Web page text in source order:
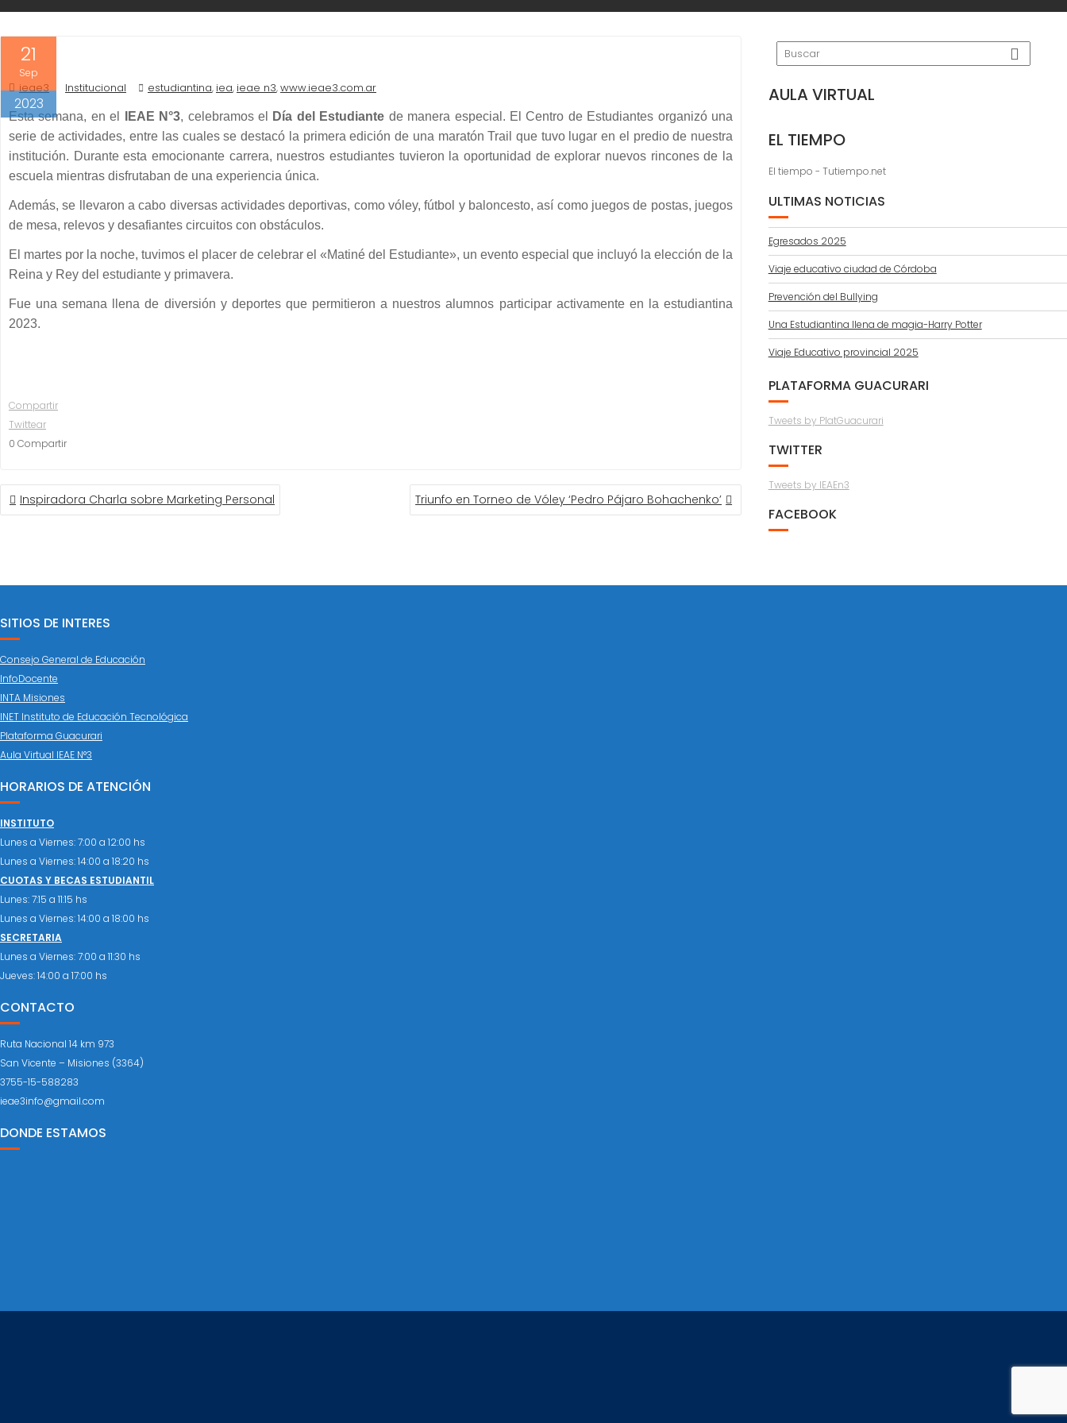
21
Sep
2023
ieae3 Institucional estudiantina, iea, ieae n3,www.ieae3.com.ar
Esta semana, en el IEAE N°3, celebramos el Día del Estudiante de manera especial. El Centro de Estudiantes organizó una
serie de actividades, entre las cuales se destacó la primera edición de una maratón Trail que tuvo lugar en el predio de nuestra
institución. Durante esta emocionante carrera, nuestros estudiantes tuvieron la oportunidad de explorar nuevos rincones de la
escuela mientras disfrutaban de una experiencia única.
Además, se llevaron a cabo diversas actividades deportivas, como vóley, fútbol y baloncesto, así como juegos de postas, juegos
de mesa, relevos y desafiantes circuitos con obstáculos.
El martes por la noche, tuvimos el placer de celebrar el «Matiné del Estudiante», un evento especial que incluyó la elección de la
Reina y Rey del estudiante y primavera.
Fue una semana llena de diversión y deportes que permitieron a nuestros alumnos participar activamente en la estudiantina
2023.
Compartir
Twittear
0 Compartir
NAVEGACIÓN
DE
Inspiradora Charla sobre Marketing Personal Triunfo en Torneo de Vóley ‘Pedro Pájaro Bohachenko’
AULA VIRTUAL
EL TIEMPO
El tiempo - Tutiempo.net
ULTIMAS NOTICIAS
Egresados 2025
Viaje educativo ciudad de Córdoba
Prevención del Bullying
Una Estudiantina llena de magia-Harry Potter
Viaje Educativo provincial 2025
PLATAFORMA GUACURARI
Tweets by PlatGuacurari
TWITTER
Tweets by IEAEn3
FACEBOOK
SITIOS DE INTERES
Consejo General de Educación
InfoDocente
INTA Misiones
INET Instituto de Educación Tecnológica
Plataforma Guacurari
Aula Virtual IEAE N°3
HORARIOS DE ATENCIÓN
INSTITUTO
Lunes a Viernes: 7:00 a 12:00 hs
Lunes a Viernes: 14:00 a 18:20 hs
CUOTAS Y BECAS ESTUDIANTIL
Lunes: 7:15 a 11:15 hs
Lunes a Viernes: 14:00 a 18:00 hs
SECRETARIA
Lunes a Viernes: 7:00 a 11:30 hs
Jueves: 14:00 a 17:00 hs
CONTACTO
Ruta Nacional 14 km 973
San Vicente – Misiones (3364)
3755-15-588283
ieae3info@gmail.com
DONDE ESTAMOS